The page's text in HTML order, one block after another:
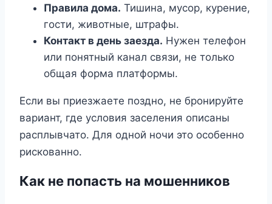
Правила дома. Тишина, мусор, курение,
гости, животные, штрафы.
Контакт в день заезда. Нужен телефон
или понятный канал связи, не только
общая форма платформы.
Если вы приезжаете поздно, не бронируйте
вариант, где условия заселения описаны
расплывчато. Для одной ночи это особенно
рискованно.
Как не попасть на мошенников